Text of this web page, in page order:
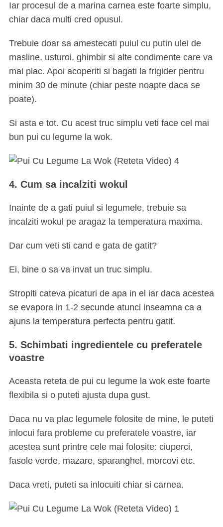
Iar procesul de a marina carnea este foarte simplu,
chiar daca multi cred opusul.
Trebuie doar sa amestecati puiul cu putin ulei de
masline, usturoi, ghimbir si alte condimente care va
mai plac. Apoi acoperiti si bagati la frigider pentru
minim 30 de minute (chiar peste noapte daca se
poate).
Si asta e tot. Cu acest truc simplu veti face cel mai
bun pui cu legume la wok.
4. Cum sa incalziti wokul
Inainte de a gati puiul si legumele, trebuie sa
incalziti wokul pe aragaz la temperatura maxima.
Dar cum veti sti cand e gata de gatit?
Ei, bine o sa va invat un truc simplu.
Stropiti cateva picaturi de apa in el iar daca acestea
se evapora in 1-2 secunde atunci inseamna ca a
ajuns la temperatura perfecta pentru gatit.
5. Schimbati ingredientele cu preferatele
voastre
Aceasta reteta de pui cu legume la wok este foarte
flexibila si o puteti ajusta dupa gust.
Daca nu va plac legumele folosite de mine, le puteti
inlocui fara probleme cu preferatele voastre, iar
acestea sunt printre cele mai folosite: ciuperci,
fasole verde, mazare, sparanghel, morcovi etc.
Daca vreti, puteti sa inlocuiti chiar si carnea.
r
h
f
o
: